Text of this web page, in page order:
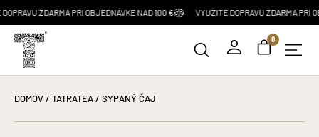
ZDARMA PRI OBJEDNÁVKE NAD 100 € VYUŽITE DOPRAVU ZDARMA PRI
0
DOMOV/ TATRATEA/ SYPANÝ ČAJ